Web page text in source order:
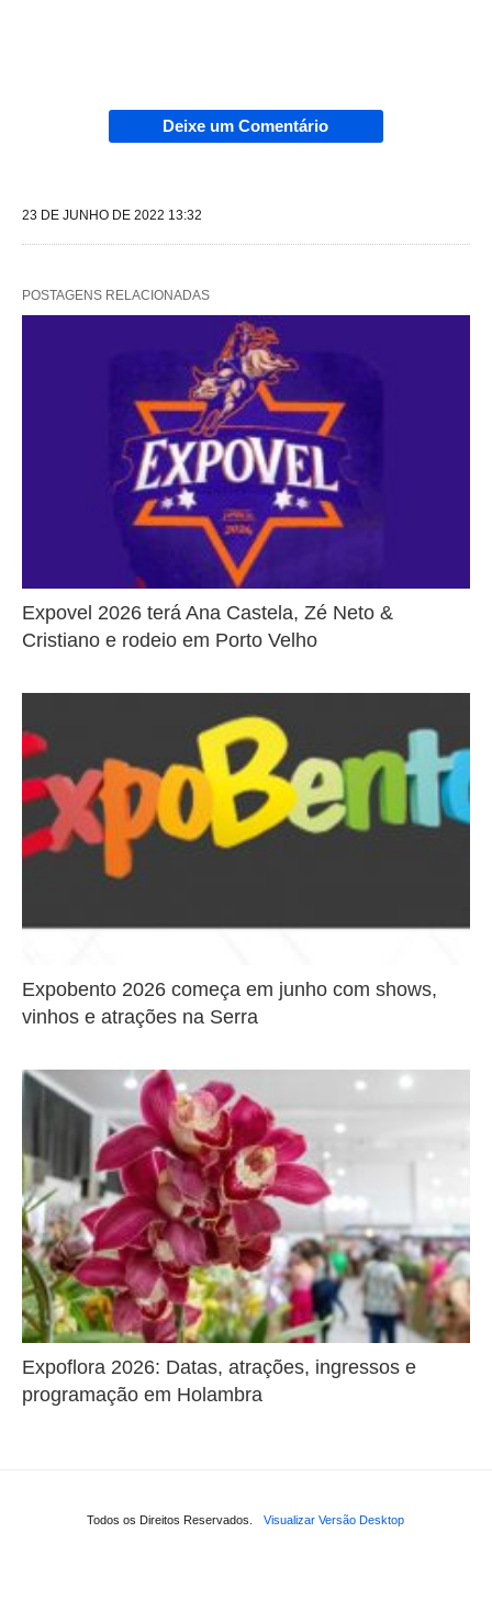
Deixe um Comentário
23 DE JUNHO DE 2022 13:32
POSTAGENS RELACIONADAS
Expovel 2026 terá Ana Castela, Zé Neto &
Cristiano e rodeio em Porto Velho
Expobento 2026 começa em junho com shows,
vinhos e atrações na Serra
Expoflora 2026: Datas, atrações, ingressos e
programação em Holambra
Todos os Direitos Reservados. Visualizar Versão Desktop